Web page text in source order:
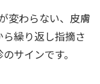
変わらない、皮膚
繰り返し指摘さ
サインです。